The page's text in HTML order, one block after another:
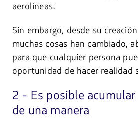
aerolíneas.
Sin embargo, desde su
muchas cosas han cambiado,
para que cualquier persona
oportunidad de hacer realidad
2 - Es posible
de una manera